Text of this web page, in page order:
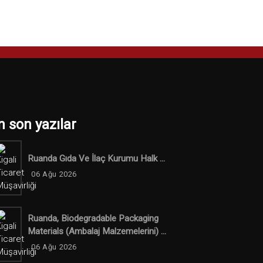
son yazılar
Ruanda Gıda Ve İlaç Kurumu Halk ...
06 Ağu 2026
Ruanda, Biodegradable Packaging
Materials (ambalaj Malzemelerini) ...
06 Ağu 2026